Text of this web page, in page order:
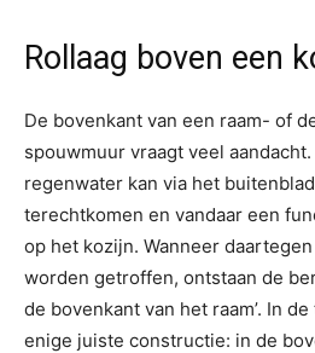
Rollaag boven een
De bovenkant van een raam- of
spouwmuur vraagt veel
regenwater kan via het
terechtkomen en vandaar een
op het kozijn. Wanneer
worden getroffen, ontstaan de
de bovenkant van het raam’. In
enige juiste constructie: in de